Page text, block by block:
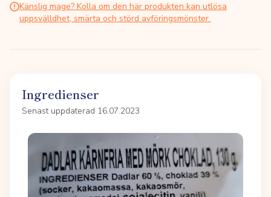
Känslig mage? Kolla om den här produkten kan utlösa
uppsvälldhet, smärta och störd avföringsmönster.
Ingredienser
Senast uppdaterad 16.07.2023